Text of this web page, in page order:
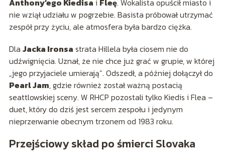
Anthony’ego Kiedisa i Fleę. Wokalista opuścił miasto i
nie wziął udziału w pogrzebie. Basista próbował utrzymać
zespół przy życiu, ale atmosfera była bardzo ciężka.
Dla Jacka Ironsa strata Hillela była ciosem nie do
udźwignięcia. Uznał, że nie chce już grać w grupie, w której
„jego przyjaciele umierają”. Odszedł, a później dołączył do
Pearl Jam, gdzie również został ważną postacią
seattlowskiej sceny. W RHCP pozostali tylko Kiedis i Flea –
duet, który do dziś jest sercem zespołu i jedynym
nieprzerwanie obecnym trzonem od 1983 roku.
Przejściowy skład po śmierci Slovaka